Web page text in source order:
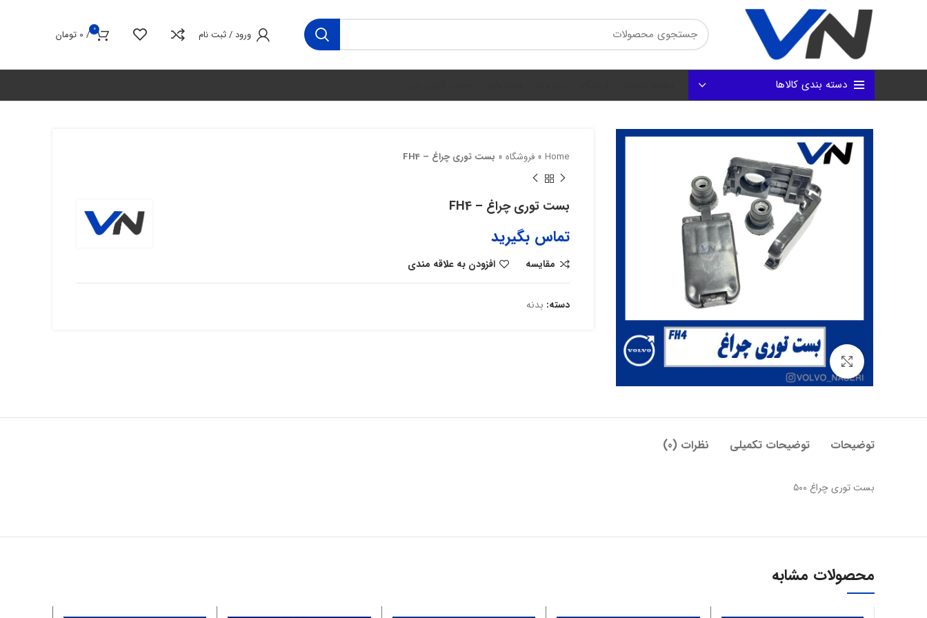
ورود / ثبت نام 0
/
0 تومان
دسته بندی کالاها
بزرگنمایی تصویر
Home
»فروشگاه » بست توری چراغ – FH4
بست توری چراغ – FH4
تماس بگیرید
مقایسه افزودن به علاقه مندی
دسته: بدنه
توضیحات توضیحات تکمیلی نظرات (0)
بست توری چراغ ۵۰۰
محصولات مشابه